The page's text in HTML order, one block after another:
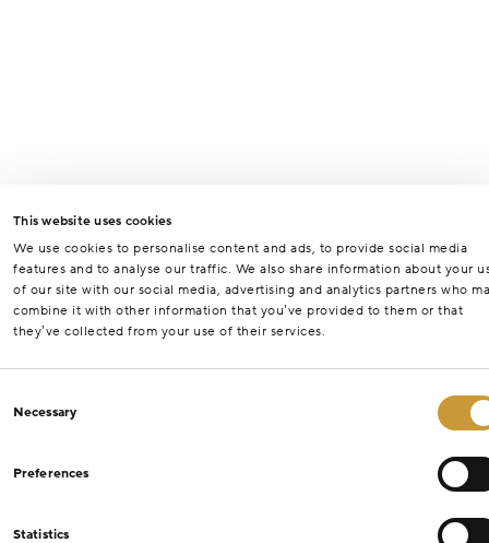
This website uses cookies
We use cookies to personalise content and ads, to provide social media
features and to analyse our traffic. We also share information about your
of our site with our social media, advertising and analytics partners who
combine it with other information that you’ve provided to them or that
they’ve collected from your use of their services.
Selection
Necessary
Preferences
Statistics